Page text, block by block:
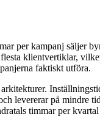
per kampanj säljer
klientvertiklar,
faktiskt utföra.
levererar på mindre
timmar per